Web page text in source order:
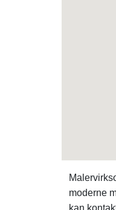
moderne
kan